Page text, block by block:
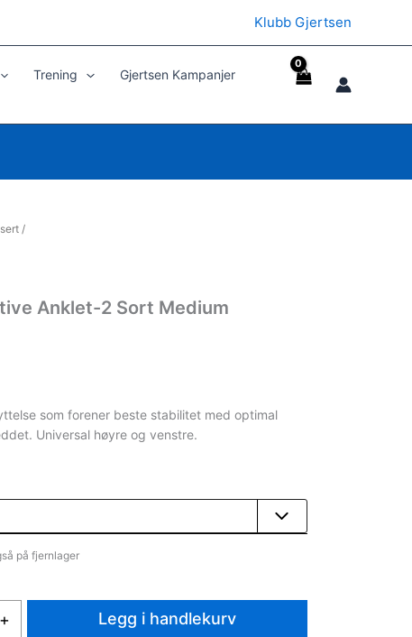
Klubb Gjertsen
Trening
Gjertsen Kampanjer
/
Anklet-2 Sort Medium
som forener beste stabilitet med optimal
Universal høyre og venstre.
på fjernlager
+ Legg i handlekurv